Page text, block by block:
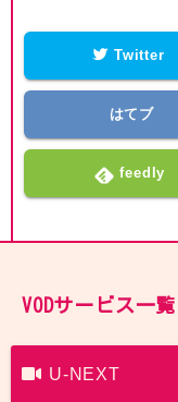
Twitter
はてブ
feedly
VODサービス一覧
U-NEXT